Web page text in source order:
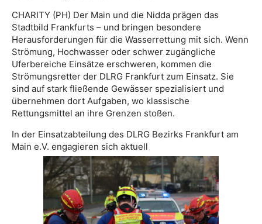
CHARITY (PH) Der Main und die Nidda prägen das
Stadtbild Frankfurts – und bringen besondere
Herausforderungen für die Wasserrettung mit sich. Wenn
Strömung, Hochwasser oder schwer zugängliche
Uferbereiche Einsätze erschweren, kommen die
Strömungsretter der DLRG Frankfurt zum Einsatz. Sie
sind auf stark fließende Gewässer spezialisiert und
übernehmen dort Aufgaben, wo klassische
Rettungsmittel an ihre Grenzen stoßen.
In der Einsatzabteilung des DLRG Bezirks Frankfurt am
Main e.V. engagieren sich aktuell